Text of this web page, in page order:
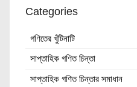
Categories
গণিতের খুঁটিনাটি
সাপ্তাহিক গণিত চিন্তা
সাপ্তাহিক গণিত চিন্তার সমাধান